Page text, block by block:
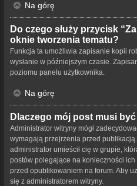
Na górę
Do czego służy przycisk
oknie tworzenia tematu?
Funkcja ta umożliwia zapisanie kopii
wysłanie w późniejszym czasie.
poziomu panelu użytkownika.
Na górę
Dlaczego mój post musi
Administrator witryny mógł
wymagają przejrzenia przed
administrator umieścił cię w grupie,
postów polegające na konieczności
przed opublikowaniem na forum. Aby
się z administratorem witryny.